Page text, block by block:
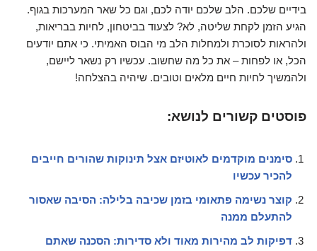
בידיים שלכם. הלב שלכם יודה לכם, וגם כל שאר המערכות בגוף.
הגיע הזמן לקחת שליטה, לא? לצעוד בביטחון, לחיות בבריאות,
ולהראות לסוכרת ולמחלות הלב מי הבוס האמיתי. כי אתם יודעים
הכל, או לפחות – את כל מה שחשוב. עכשיו רק נשאר ליישם,
ולהמשיך לחיות חיים מלאים וטובים. שיהיה בהצלחה!
פוסטים קשורים לנושא:
סימנים מוקדמים לאוטיזם אצל תינוקות שהורים חייבים
להכיר עכשיו
קוצר נשימה פתאומי בזמן שכיבה בלילה: הסיבה שאסור
להתעלם ממנה
דפיקות לב מהירות מאוד ולא סדירות: הסכנה שאתם